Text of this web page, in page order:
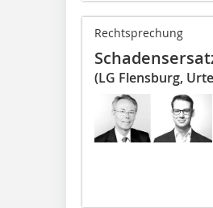
Rechtsprechung
(LG Flensburg,